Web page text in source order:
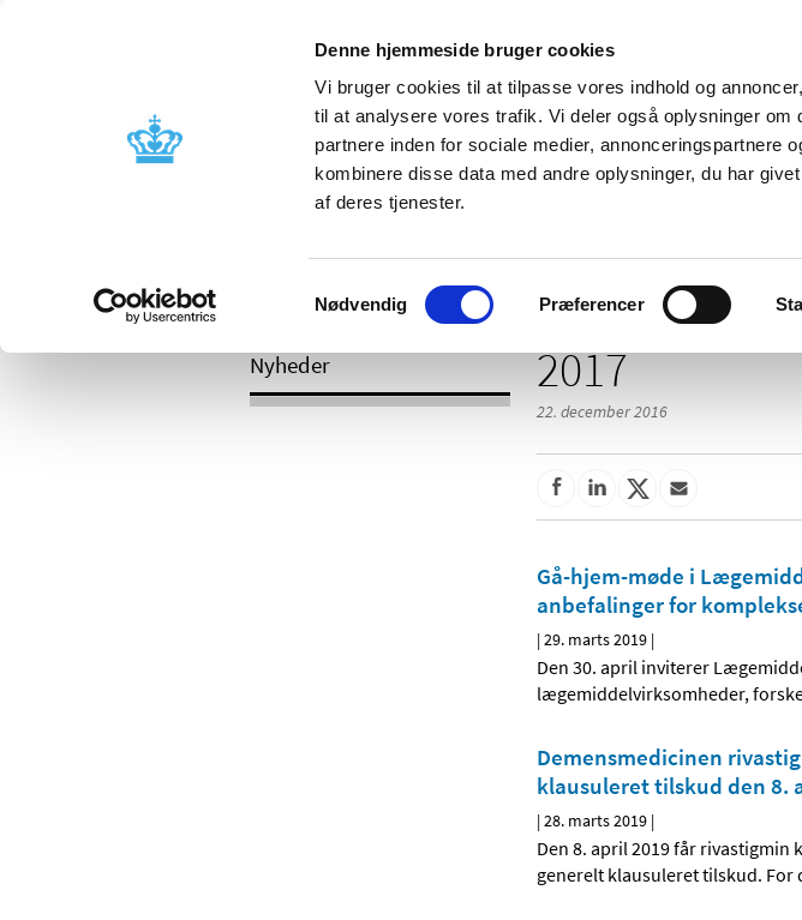
Denne hjemmeside bruger cookies
Vi bruger cookies til at tilpasse vores indhold og
til at analysere vores trafik. Vi deler også oplysninger
partnere inden for sociale medier, annonceringspartnere
kombinere disse data med andre oplysninger, du har
af deres tjenester.
Samtykkevalg
Nødvendig Præferencer
Godkendelse og
Bivirkninger og
produktinformation
Tilskud og
/ 2017
Nyheder 2017
22. december 2016
Gå-hjem-møde i
anbefalinger for
|29. marts 2019 |
Den 30. april inviterer
lægemiddelvirksomheder,
Demensmedicinen
klausuleret tilskud den 8.
|28. marts 2019 |
Den 8. april 2019 får rivastigmin
generelt klausuleret tilskud.